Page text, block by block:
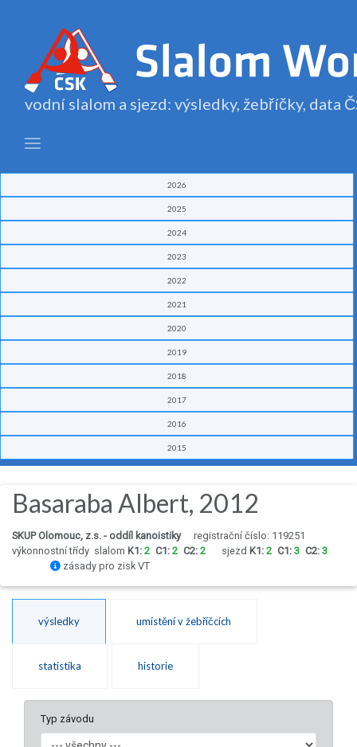
vodní slalom a sjezd: výsledky, žebříčky, data
2026
2025
2024
2023
2022
2021
2020
2019
2018
2017
2016
2015
Basaraba Albert, 2012
SKUP Olomouc, z.s. - oddíl kanoistiky
registrační číslo: 119251
výkonnostní třídy slalom K1: 2 C1: 2 C2: 2 sjezd K1: 2 C1: 3 C2: 3
zásady pro zisk VT
výsledky umístění v žebříčcích
statistika historie
Typ závodu